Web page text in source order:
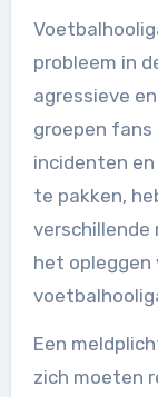
Voetbalhooliganisme is al jarenlang een
probleem in
agressieve
groepen
incidenten
te pakken,
verschillende
het opleggen
Een
zich moeten